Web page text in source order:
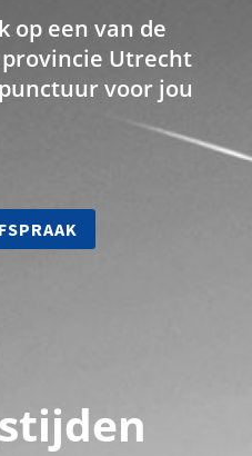
op een van de
Utrecht
voor jou